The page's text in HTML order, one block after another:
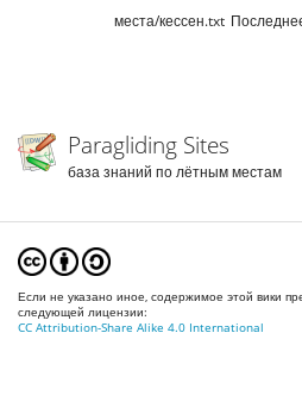
места/кессен.txt
Paragliding Sites
база знаний по лётным местам
Если не указано иное, содержимое этой вики
следующей лицензии:
CC Attribution-Share Alike 4.0 International